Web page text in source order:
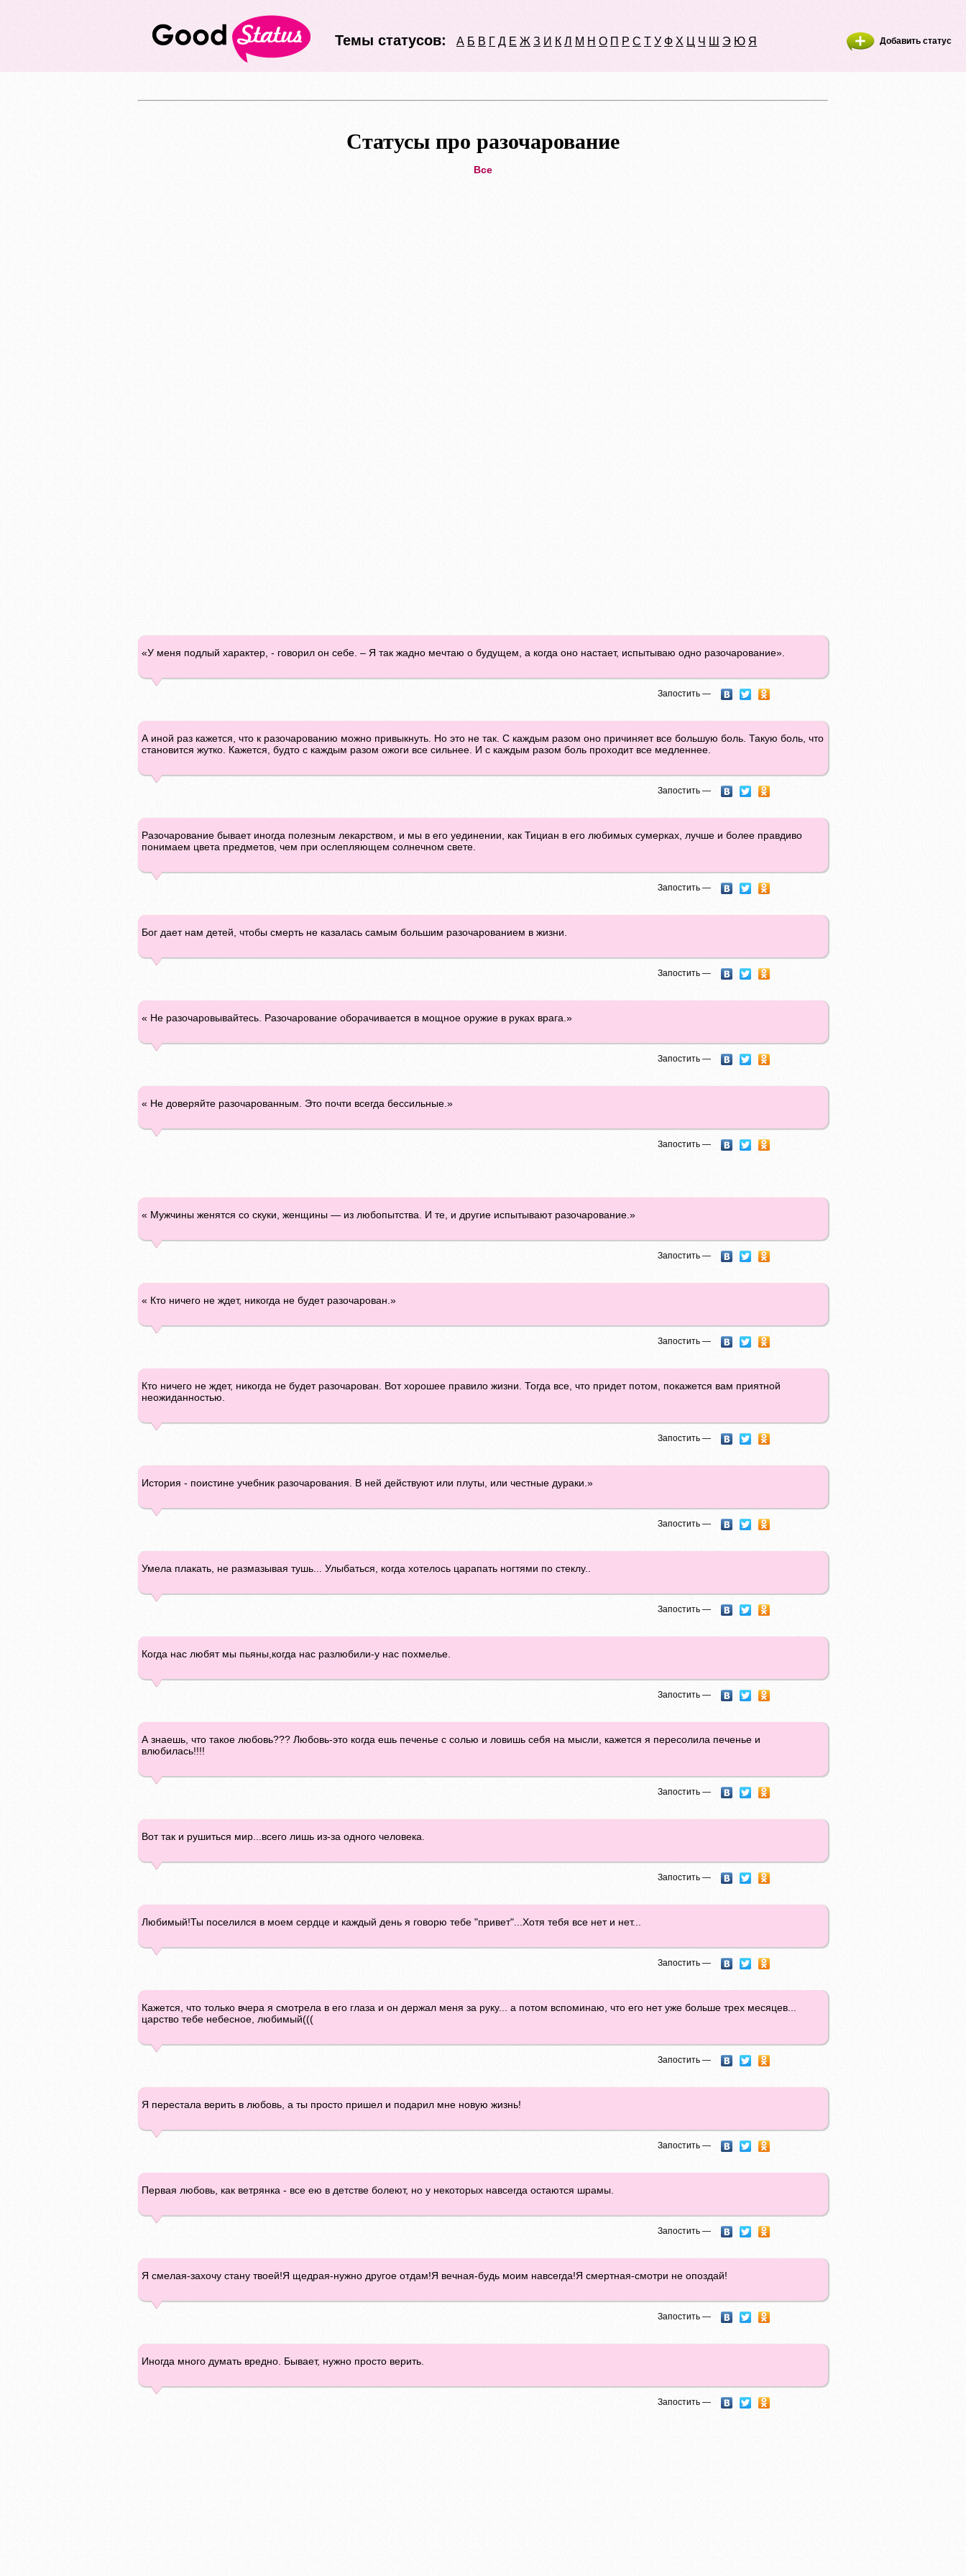
Темы статусов: А Б В Г Д Е Ж З И К Л М Н О П Р С Т У Ф Х Ц Ч Ш Э Ю Я Добавить статус
Статусы про разочарование
Все
«У меня подлый характер, - говорил он себе. – Я так жадно мечтаю о будущем, а когда оно настает, испытываю одно разочарование».
Запостить —
А иной раз кажется, что к разочарованию можно привыкнуть. Но это не так. С каждым разом оно причиняет все большую боль. Такую боль, что
становится жутко. Кажется, будто с каждым разом ожоги все сильнее. И с каждым разом боль проходит все медленнее.
Запостить —
Разочарование бывает иногда полезным лекарством, и мы в его уединении, как Тициан в его любимых сумерках, лучше и более правдиво
понимаем цвета предметов, чем при ослепляющем солнечном свете.
Запостить —
Бог дает нам детей, чтобы смерть не казалась самым большим разочарованием в жизни.
Запостить —
« Не разочаровывайтесь. Разочарование оборачивается в мощное оружие в руках врага.»
Запостить —
« Не доверяйте разочарованным. Это почти всегда бессильные.»
Запостить —
« Мужчины женятся со скуки, женщины — из любопытства. И те, и другие испытывают разочарование.»
Запостить —
« Кто ничего не ждет, никогда не будет разочарован.»
Запостить —
Кто ничего не ждет, никогда не будет разочарован. Вот хорошее правило жизни. Тогда все, что придет потом, покажется вам приятной
неожиданностью.
Запостить —
История - поистине учебник разочарования. В ней действуют или плуты, или честные дураки.»
Запостить —
Умела плакать, не размазывая тушь... Улыбаться, когда хотелось царапать ногтями по стеклу..
Запостить —
Когда нас любят мы пьяны,когда нас разлюбили-у нас похмелье.
Запостить —
А знаешь, что такое любовь??? Любовь-это когда ешь печенье с солью и ловишь себя на мысли, кажется я пересолила печенье и
влюбилась!!!!
Запостить —
Вот так и рушиться мир...всего лишь из-за одного человека.
Запостить —
Любимый!Ты поселился в моем сердце и каждый день я говорю тебе "привет"...Хотя тебя все нет и нет...
Запостить —
Кажется, что только вчера я смотрела в его глаза и он держал меня за руку... а потом вспоминаю, что его нет уже больше трех месяцев...
царство тебе небесное, любимый(((
Запостить —
Я перестала верить в любовь, а ты просто пришел и подарил мне новую жизнь!
Запостить —
Первая любовь, как ветрянка - все ею в детстве болеют, но у некоторых навсегда остаются шрамы.
Запостить —
Я смелая-захочу стану твоей!Я щедрая-нужно другое отдам!Я вечная-будь моим навсегда!Я смертная-смотри не опоздай!
Запостить —
Иногда много думать вредно. Бывает, нужно просто верить.
Запостить —